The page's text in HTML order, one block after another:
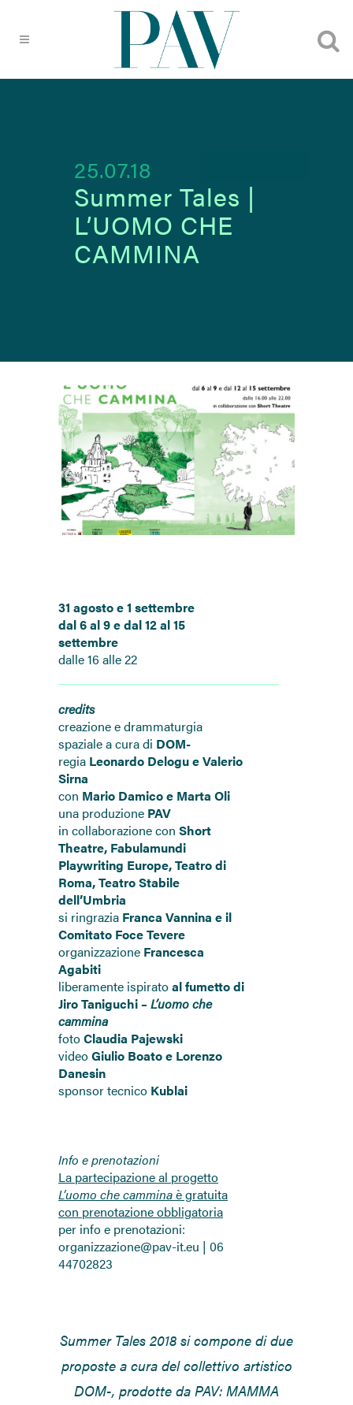
25.07.18
Summer Tales |
L’UOMO CHE
CAMMINA
31 agosto e 1 settembre
dal 6 al 9 e dal 12 al 15
settembre
dalle 16 alle 22
credits
creazione e drammaturgia
spaziale a cura di DOM-
regia Leonardo DelogueValerio
Sirna
con Mario Damicoe Marta Oli
una produzione PAV
in collaborazione con Short
Theatre, Fabulamundi
Playwriting Europe, Teatro di
Roma, Teatro Stabile
dell’Umbria
si ringrazia Franca Vannina e il
Comitato Foce Tevere
organizzazione Francesca
Agabiti
liberamente ispiratoal fumetto di
Jiro Taniguchi – L’uomo che
cammina
fotoClaudia Pajewski
videoGiulio Boato e Lorenzo
Danesin
sponsor tecnico Kublai
Info e prenotazioni
La partecipazione al progetto
L’uomo che camminaè gratuita
con prenotazione obbligatoria
per info e prenotazioni:
organizzazione@pav-it.eu | 06
44702823
Summer Tales 2018 si compone di due
proposte a cura del collettivo artistico
DOM-, prodotte da PAV: MAMMA